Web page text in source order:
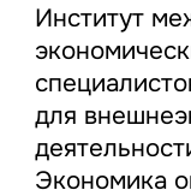
Институт
для
Экономика